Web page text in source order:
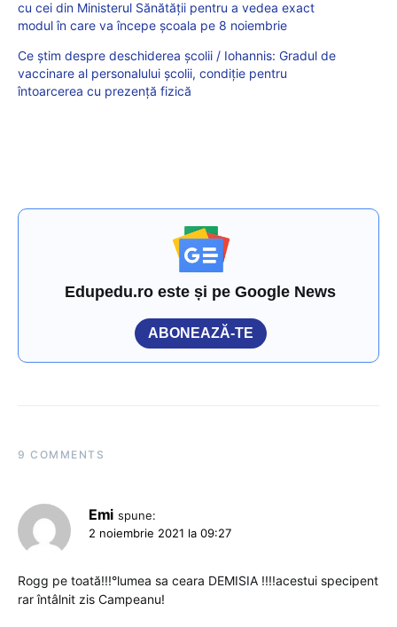
cu cei din Ministerul Sănătății pentru a vedea exact
modul în care va începe școala pe 8 noiembrie
Ce știm despre deschiderea școlii / Iohannis: Gradul de
vaccinare al personalului școlii, condiție pentru
întoarcerea cu prezență fizică
Edupedu.ro este și pe Google News
ABONEAZĂ-TE
9 COMMENTS
Emi spune:
2 noiembrie 2021 la 09:27
Rogg pe toată!!!°lumea sa ceara DEMISIA !!!!acestui specipent
rar întâlnit zis Campeanu!